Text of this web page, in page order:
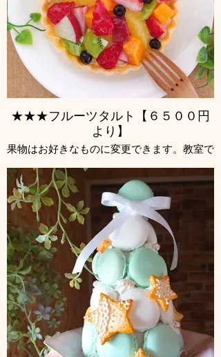
★★★フルーツタルト【６５００円
より】
果物はお好きなものに変更できます。教室で